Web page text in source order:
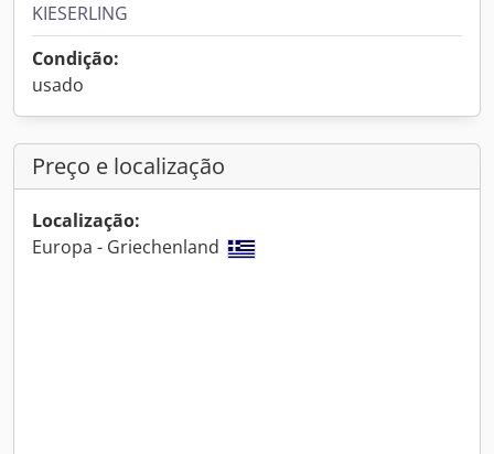
KIESERLING
Condição:
usado
Preço e localização
Localização:
Europa - Griechenland